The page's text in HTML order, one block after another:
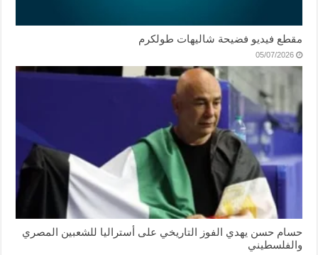
مقطع فيديو فضيحة شاليهات طولكرم
05/07/2026
حسام حسن يهدي الفوز التاريخي على أستراليا للشعبين المصري
والفلسطيني